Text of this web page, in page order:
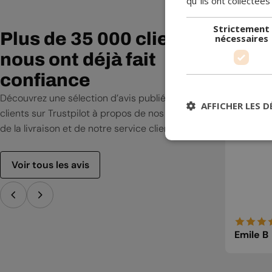
Plus de 35 000 clients
nous ont déjà fait
confiance
Découvrez une sélection d’avis publiés par nos
clients sur Trustpilot à propos de nos produits,
de la livraison et de notre service client.
Voir tous les avis
elle
Emile B
Strictement
nécessaires
AFFICHER LES